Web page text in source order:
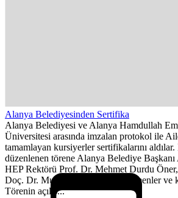
Alanya Belediyesinden Sertifika
Alanya Belediyesi ve Alanya Hamdullah
Üniversitesi arasında imzalan protokol ile Aile
tamamlayan kursiyerler sertifikalarını
düzenlenen törene Alanya Belediye
HEP Rektörü Prof. Dr. Mehmet Durdu
Doç. Dr. Murat Ertan Doğan, eğitmenler ve
Törenin açılış...